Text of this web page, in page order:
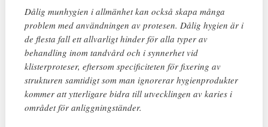
Dålig munhygien i allmänhet kan också skapa många
problem med användningen av protesen. Dålig hygien är i
de flesta fall ett allvarligt hinder för alla typer av
behandling inom tandvård och i synnerhet vid
klisterproteser, eftersom specificiteten för fixering av
strukturen samtidigt som man ignorerar hygienprodukter
kommer att ytterligare bidra till utvecklingen av karies i
området för anliggningständer.